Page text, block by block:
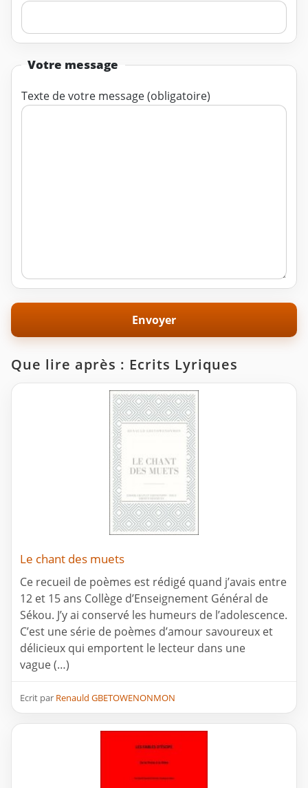
Votre message
Texte de votre message (obligatoire)
Que lire après : Ecrits Lyriques
Le chant des muets
Ce recueil de poèmes est rédigé quand j’avais entre
12 et 15 ans Collège d’Enseignement Général de
Sékou. J’y ai conservé les humeurs de l’adolescence.
C’est une série de poèmes d’amour savoureux et
délicieux qui emportent le lecteur dans une
vague (…)
Ecrit par Renauld GBETOWENONMON